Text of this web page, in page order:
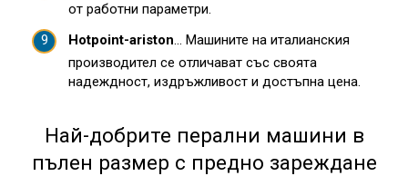
от работни параметри.
Hotpoint-ariston... Машините на италианския
производител се отличават със своята
надеждност, издръжливост и достъпна цена.
Най-добрите перални машини в
пълен размер с предно зареждане